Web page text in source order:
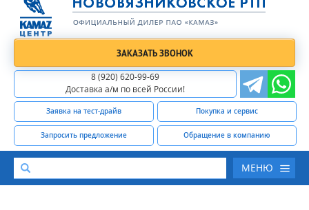
ЗАКАЗАТЬ ЗВОНОК
8 (920) 620-99-69
Доставка а/м по всей России!
Заявка на тест-драйв Покупка и сервис
Запросить предложение Обращение в компанию
МЕНЮ